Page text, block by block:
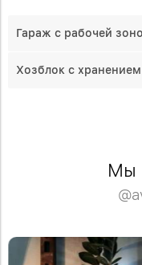
Гараж с рабочей
Хозблок с
Мы